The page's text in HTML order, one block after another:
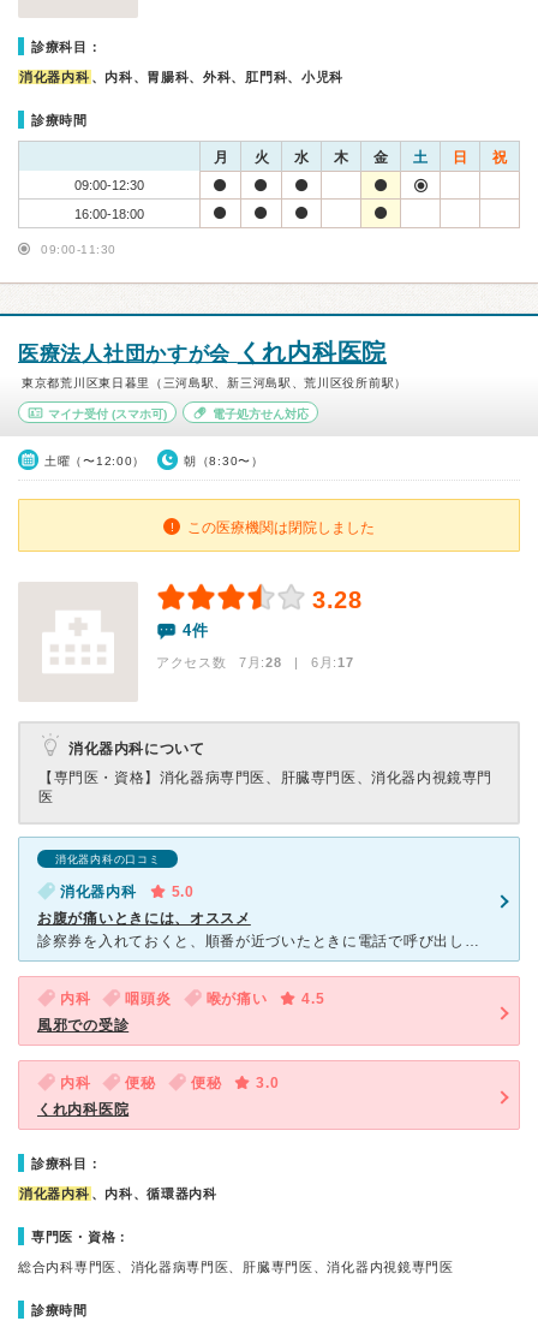
診療科目：
消化器内科 、内科、胃腸科、外科、肛門科、小児科
診療時間
月 火 水 木 金 土 日 祝
09:00-12:30
16:00-18:00
09:00-11:30
医療法人社団かすが会 くれ内科医院
東京都荒川区東日暮里（三河島駅、新三河島駅、荒川区役所前駅）
マイナ受付 (スマホ可) 電子処方せん対応
土曜（〜12:00） 朝（8:30〜）
この医療機関は閉院しました
3.28
4件
アクセス数 7月:28 | 6月:17
消化器内科について
【専門医・資格】 消化器病専門医、肝臓専門医、消化器内視鏡専門
医
消化器内科の口コミ
消化器内科
5.0
お腹が痛いときには、オススメ
診察券を入れておくと、順番が近づいたときに電話で呼び出してもらえます。 消化器内科に強い先生で、必要以上に強い薬は出さない印象です。 本当に辛いときには、院内にて点滴を受けて少し横になるスペースが
内科 咽頭炎 喉が痛い
4.5
風邪での受診
内科 便秘 便秘
3.0
くれ内科医院
診療科目：
消化器内科 、内科、循環器内科
専門医・資格：
総合内科専門医、消化器病専門医、肝臓専門医、消化器内視鏡専門医
診療時間